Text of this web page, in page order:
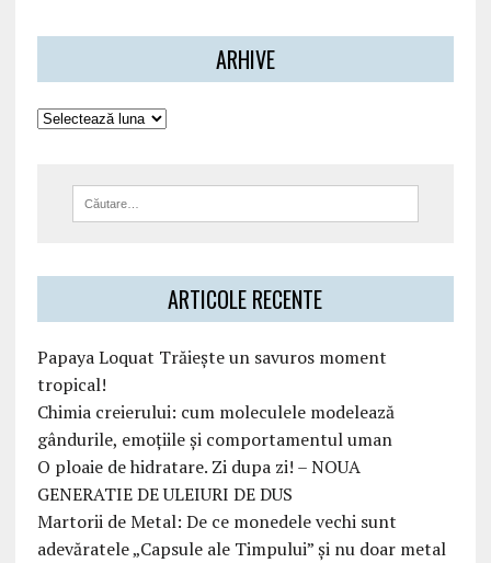
ARHIVE
ARTICOLE RECENTE
Papaya Loquat Trăiește un savuros moment
tropical!
Chimia creierului: cum moleculele modelează
gândurile, emoțiile și comportamentul uman
O ploaie de hidratare. Zi dupa zi! – NOUA
GENERATIE DE ULEIURI DE DUS
Martorii de Metal: De ce monedele vechi sunt
adevăratele „Capsule ale Timpului” și nu doar metal